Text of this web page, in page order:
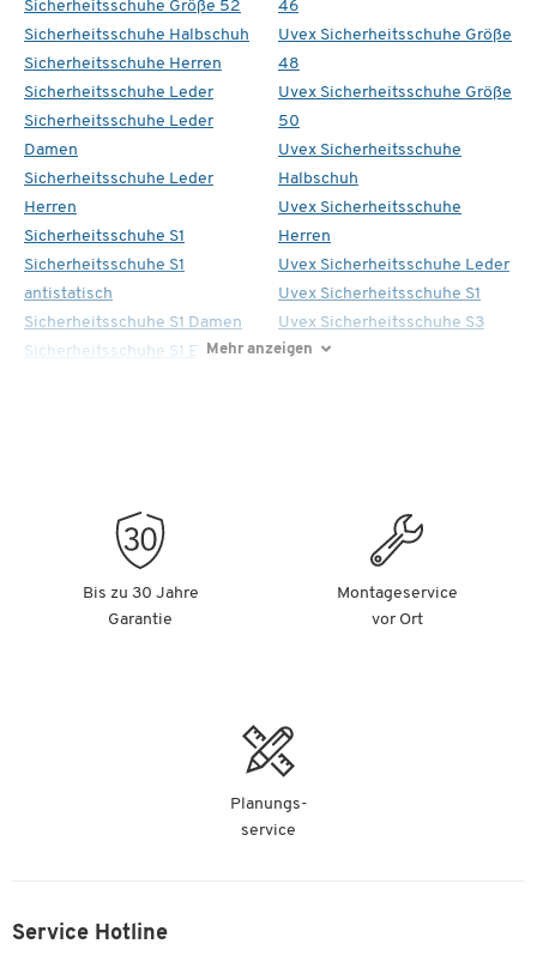
Sicherheitsschuhe Größe 52
Sicherheitsschuhe Halbschuh
Sicherheitsschuhe Herren
Sicherheitsschuhe Leder
Sicherheitsschuhe Leder
Damen
Sicherheitsschuhe Leder
Herren
Sicherheitsschuhe S1
Sicherheitsschuhe S1
antistatisch
Sicherheitsschuhe S1 Damen
Sicherheitsschuhe S1 ESD
46
Uvex Sicherheitsschuhe Größe
48
Uvex Sicherheitsschuhe Größe
50
Uvex Sicherheitsschuhe
Halbschuh
Uvex Sicherheitsschuhe
Herren
Uvex Sicherheitsschuhe Leder
Uvex Sicherheitsschuhe S1
Uvex Sicherheitsschuhe S3
Mehr anzeigen
Bis zu 30 Jahre
Garantie
Montageservice
vor Ort
Planungs-
service
Service Hotline